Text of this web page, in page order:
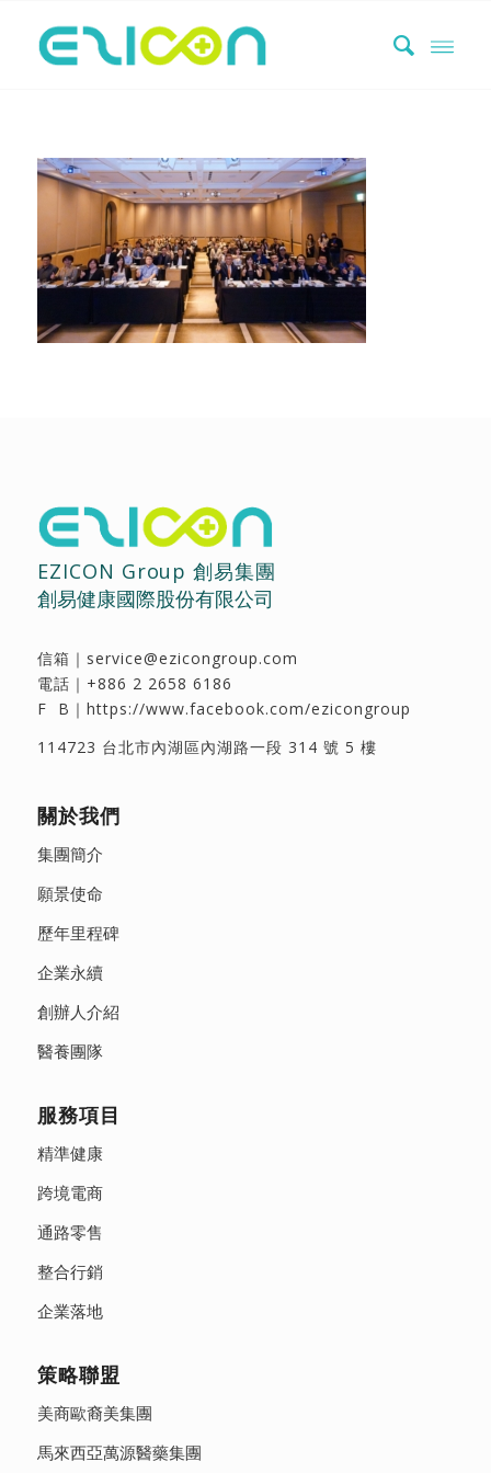
EZICON Group 創易集團
創易健康國際股份有限公司
信箱｜ service@ezicongroup.com
電話｜ +886 2 2658 6186
F B｜ https://www.facebook.com/ezicongroup
114723 台北市內湖區內湖路一段 314 號 5 樓
關於我們
集團簡介
願景使命
歷年里程碑
企業永續
創辦人介紹
醫養團隊
服務項目
精準健康
跨境電商
通路零售
整合行銷
企業落地
策略聯盟
美商歐裔美集團
馬來西亞萬源醫藥集團